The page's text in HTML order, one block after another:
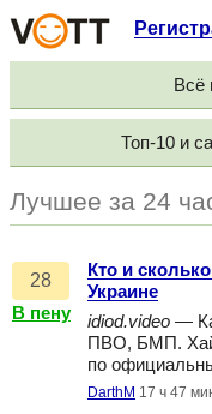
Всё
Топ-10 и
Лучшее за 24
28
В пену
Кто и
Украине
idiod.video —
ПВО, БМП.
по
DarthM 17 ч 47